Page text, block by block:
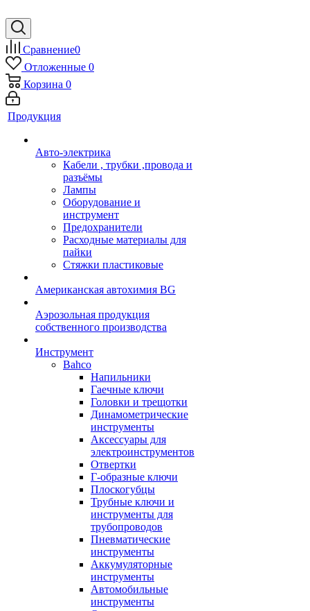
Сравнение0
Отложенные 0
Корзина 0
Продукция
Авто-электрика
Кабели , трубки ,провода и
разъёмы
Лампы
Оборудование и
инструмент
Предохранители
Расходные материалы для
пайки
Стяжки пластиковые
Американская автохимия BG
Аэрозольная продукция
собственного производства
Инструмент
Bahco
Напильники
Гаечные ключи
Головки и трещотки
Динамометрические
инструменты
Аксессуары для
электроинструментов
Отвертки
Г-образные ключи
Плоскогубцы
Трубные ключи и
инструменты для
трубопроводов
Пневматические
инструменты
Аккумуляторные
инструменты
Автомобильные
инструменты